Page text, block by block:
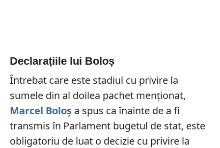
Declarațiile lui Boloș
Întrebat care este stadiul cu privire la
sumele din al doilea pachet menționat,
Marcel Boloșa spus ca înainte de a fi
transmis în Parlament bugetul de stat, este
obligatoriu de luat o decizie cu privire la